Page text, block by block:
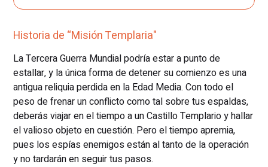
Historia de “Misión Templaria"
La Tercera Guerra Mundial podría estar a punto de
estallar, y la única forma de detener su comienzo es una
antigua reliquia perdida en la Edad Media. Con todo el
peso de frenar un conflicto como tal sobre tus espaldas,
deberás viajar en el tiempo a un Castillo Templario y hallar
el valioso objeto en cuestión. Pero el tiempo apremia,
pues los espías enemigos están al tanto de la operación
y no tardarán en seguir tus pasos.